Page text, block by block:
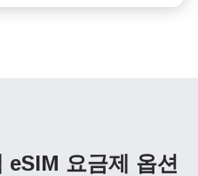
eSIM 요금제 옵션